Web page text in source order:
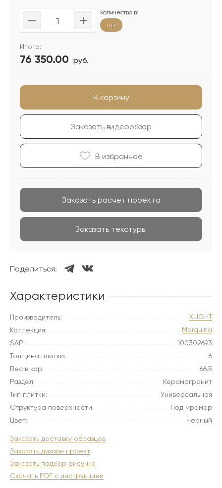
Количество в:
шт
Итого:
76 350.00 руб.
В корзину
Заказать видеообзор
В избранноe
Заказать расчет проекта
Заказать текстуры
Поделиться:
Характеристики
Производитель:
XLIGHT
Коллекция:
Marquina
SAP:
100302693
Толщина плитки:
6
Вес в кор:
66.5
Раздел:
Керамогранит
Тип плитки:
Универсальная
Структура поверхности:
Под мрамор
Цвет:
Черный
Заказать доставку образцов
Заказать дизайн проект
Заказать подбор рисунка
Скачать PDF с инструкцией